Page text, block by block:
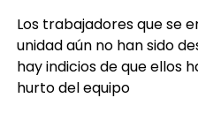
Los trabajadores que se
unidad aún no han sido
hay indicios de que ellos
hurto del equipo